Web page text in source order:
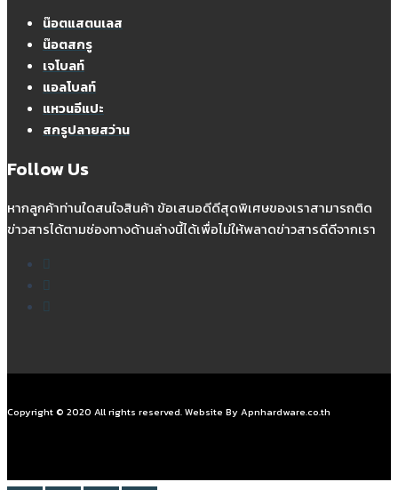
น๊อตแสตนเลส
น๊อตสกรู
เจโบลท์
แอลโบลท์
แหวนอีแปะ
สกรูปลายสว่าน
Follow Us
หากลูกค้าท่านใดสนใจสินค้า ข้อเสนอดีดีสุดพิเศษของเราสามารถติด
ข่าวสารได้ตามช่องทางด้านล่างนี้ได้เพื่อไม่ให้พลาดข่าวสารดีดีจากเรา
Copyright © 2020 All rights reserved. Website By Apnhardware.co.th